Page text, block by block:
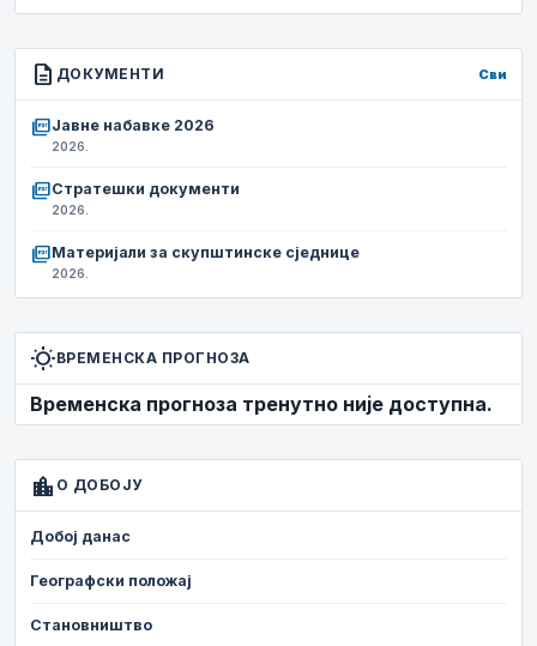
description ДОКУМЕНТИ Сви
picture_as_pdfЈавне набавке 2026
2026.
picture_as_pdfСтратешки документи
2026.
picture_as_pdfМатеријали за скупштинске сједнице
2026.
wb_sunnyВРЕМЕНСКА ПРОГНОЗА
Временска прогноза тренутно није доступна.
location_city О ДОБОЈУ
Добој данас
Географски положај
Становништво